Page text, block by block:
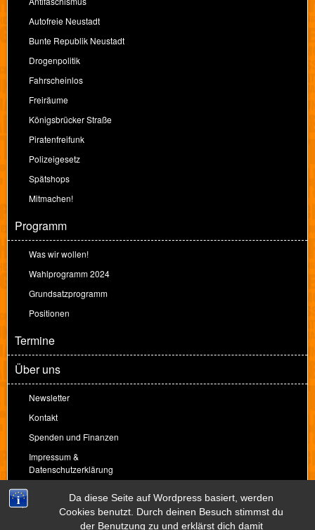
Da diese Seite auf Wordpress basiert, werden
Cookies benutzt. Durch deinen Besuch stimmst du
der Benutzung zu und erklärst dich damit
Autofreie Neustadt
Bunte Republik Neustadt
Drogenpolitik
Fahrscheinlos
Freiräume
Königsbrücker Straße
Piratenfreifunk
Polizeigesetz
Spätshops
Mitmachen!
Programm
Was wir wollen!
Wahlprogramm 2024
Grundsatzprogramm
Positionen
Termine
Über uns
Newsletter
Kontakt
Spenden und Finanzen
Impressum &
Datenschutzerklärung
Spenden